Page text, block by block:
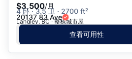
$3,500/月
4 卧 · 3.5 卫 · 2700 ft²
20137 83 Ave
Langley, BC · 整栋城市屋
查看可用性